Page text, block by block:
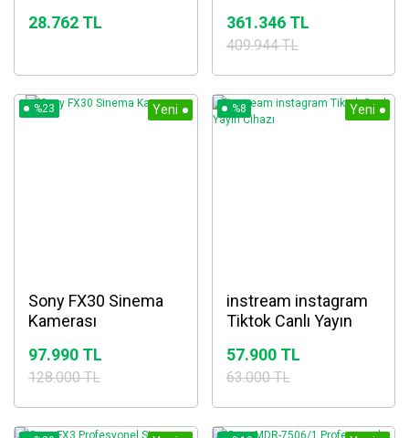
28.762 TL 361.346 TL
409.944 TL
%23 Yeni
Sony FX30 Sinema
Kamerası
97.990 TL
128.000 TL
%8 Yeni
instream instagram
Tiktok Canlı Yayın
57.900 TL
63.000 TL